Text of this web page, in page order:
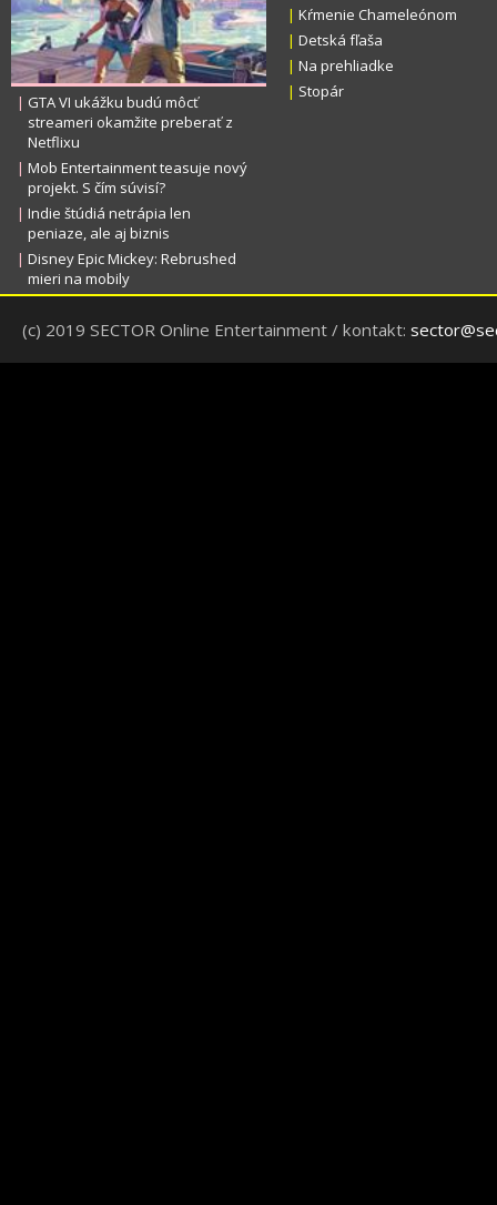
| GTA VI ukážku budú môcť
streameri okamžite preberať z
Netflixu
| Mob Entertainment teasuje nový
projekt. S čím súvisí?
| Indie štúdiá netrápia len
peniaze, ale aj biznis
| Disney Epic Mickey: Rebrushed
mieri na mobily
| Kŕmenie Chameleónom
| Detská fľaša
| Na prehliadke
| Stopár
(c) 2019 SECTOR Online Entertainment / kontakt: